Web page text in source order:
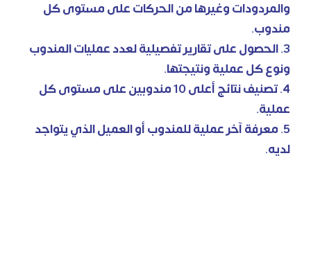
والمردودات وغيرها من الحركات على مستوى كل
مندوب.
3. الحصول على تقارير تفصيلية لعدد عمليات المندوب
ونوع كل عملية ونتيجتها.
4. تصنيف نتائج أعلى 10 مندوبين على مستوى كل
عملية.
5. معرفة آخر عملية للمندوب أو العميل الذي يتواجد
لديه.